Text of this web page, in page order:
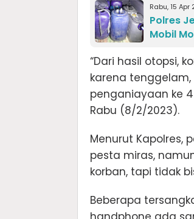
Rabu, 15
Polres
Mobil
“Dari hasil otopsi,
karena
penganiayaan ke 4
Rabu (8/2/2023).
Menurut Kapolres,
pesta miras,
korban, tapi tidak
Beberapa